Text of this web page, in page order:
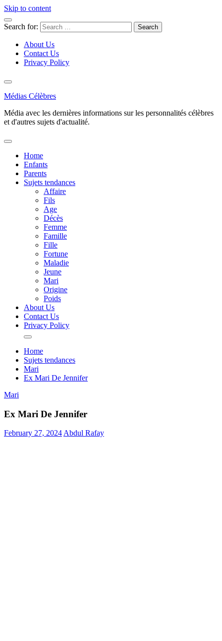
Skip to content
Search for:
About Us
Contact Us
Privacy Policy
Médias Célèbres
Média avec les dernières informations sur les personnalités célèbres
et d'autres sujets d'actualité.
Home
Enfants
Parents
Sujets tendances
Affaire
Fils
Age
Décès
Femme
Famille
Fille
Fortune
Maladie
Jeune
Mari
Origine
Poids
About Us
Contact Us
Privacy Policy
Home
Sujets tendances
Mari
Ex Mari De Jennifer
Mari
Ex Mari De Jennifer
February 27, 2024Abdul Rafay